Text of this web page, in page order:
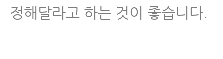
정해달라고 하는 것이 좋습니다.